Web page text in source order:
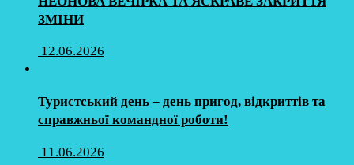
ЗМІНИ
12.06.2026
Туристський день – день пригод, відкриттів та
справжньої командної роботи!
11.06.2026